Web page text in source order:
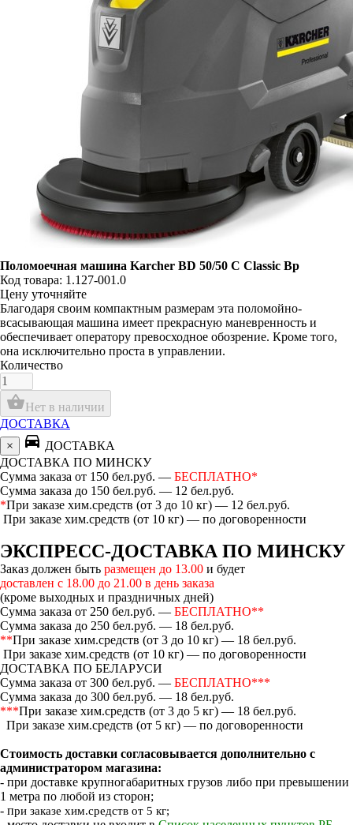
Поломоечная машина Karcher BD 50/50 C Classic Bp
Код товара: 1.127-001.0
Цену уточняйте
Благодаря своим компактным размерам эта поломойно-
всасывающая машина имеет прекрасную маневренность и
обеспечивает оператору превосходное обозрение. Кроме того,
она исключительно проста в управлении.
Количество
shopping_basketНет в наличии
ДОСТАВКА
×
directions_car ДОСТАВКА
ДОСТАВКА ПО МИНСКУ
Сумма заказа от 150 бел.руб. — БЕСПЛАТНО*
Сумма заказа до 150 бел.руб. — 12 бел.руб.
*При заказе хим.средств (от 3 до 10 кг) — 12 бел.руб.
При заказе хим.средств (от 10 кг) — по договоренности
ЭКСПРЕСС-ДОСТАВКА ПО МИНСКУ
Заказ должен быть размещен до 13.00 и будет
доставлен с 18.00 до 21.00 в день заказа
(кроме выходных и праздничных дней)
Сумма заказа от 250 бел.руб. — БЕСПЛАТНО**
Сумма заказа до 250 бел.руб. — 18 бел.руб.
**При заказе хим.средств (от 3 до 10 кг) — 18 бел.руб.
При заказе хим.средств (от 10 кг) — по договоренности
ДОСТАВКА ПО БЕЛАРУСИ
Сумма заказа от 300 бел.руб. — БЕСПЛАТНО***
Сумма заказа до 300 бел.руб. — 18 бел.руб.
***При заказе хим.средств (от 3 до 5 кг) — 18 бел.руб.
При заказе хим.средств (от 5 кг) — по договоренности
Стоимость доставки согласовывается дополнительно с
администратором магазина:
- при доставке крупногабаритных грузов либо при превышении
1 метра по любой из сторон;
- при заказе хим.средств от 5 кг;